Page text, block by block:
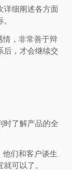
详细阐述各方面
情，非常善于辩
后，才会继续交
时了解产品的全
他们和客户谈生
可以了。